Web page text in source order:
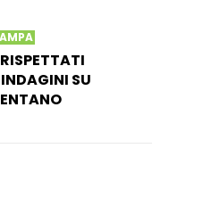
SU